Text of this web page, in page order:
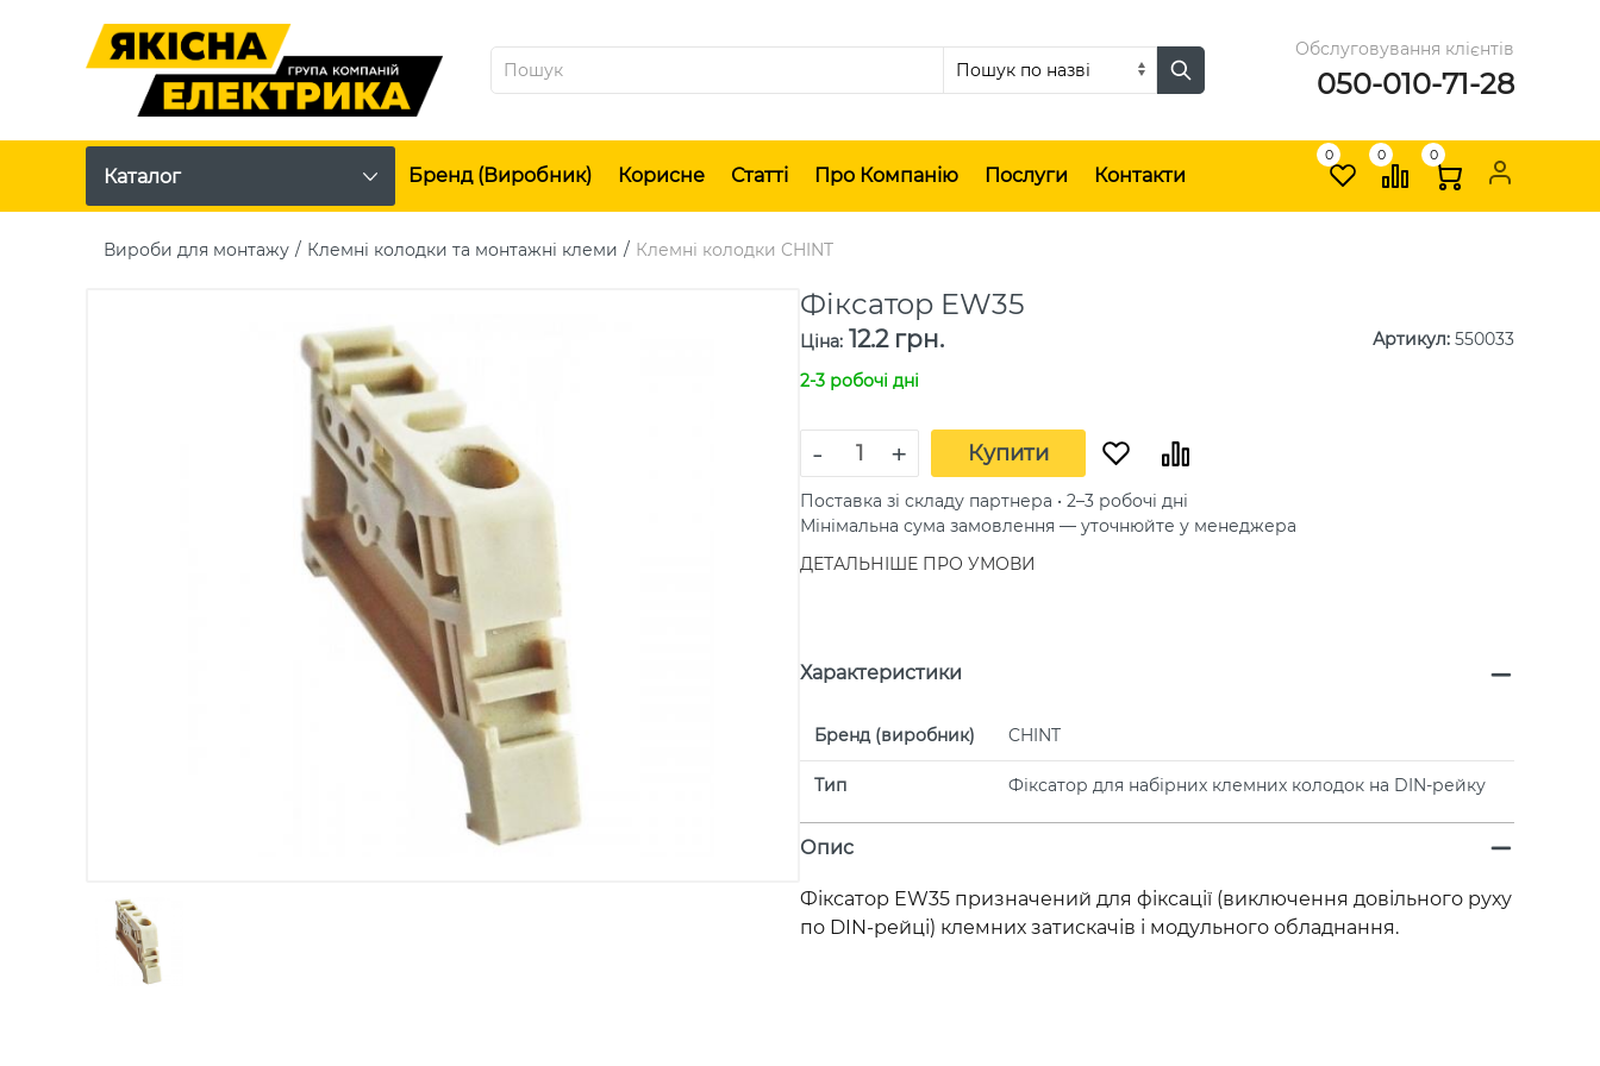
Обслуговування клієнтів
050-010-71-28
Каталог Бренд (виробник) Корисне Статті Про Компанію Послуги Контакти
0 0 0
Вироби для монтажу Клемні колодки та монтажні клеми Клемні колодки CHINT
Фіксатор EW35
Ціна: 12.2 грн. Артикул: 550033
2-3 робочі дні
- + Купити
Поставка зі складу партнера • 2–3 робочі дні
Мінімальна сума замовлення — уточнюйте у менеджера
ДЕТАЛЬНІШЕ ПРО УМОВИ
Характеристики
Бренд (виробник) CHINT
Тип Фіксатор для набірних клемних колодок на DIN-рейку
Опис
Фіксатор EW35 призначений для фіксації (виключення довільного руху
по DIN-рейці) клемних затискачів і модульного обладнання.